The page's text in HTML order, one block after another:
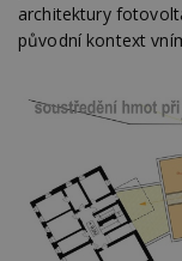
architektury
původní kontext